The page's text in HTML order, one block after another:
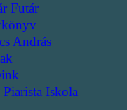
Futár
András
Piarista Iskola